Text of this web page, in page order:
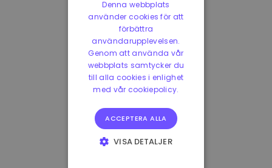
Denna webbplats
använder cookies för att
förbättra
användarupplevelsen.
Genom att använda vår
webbplats samtycker du
till alla cookies i enlighet
med vår cookiepolicy.
ACCEPTERA ALLA
VISA DETALJER